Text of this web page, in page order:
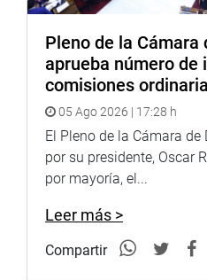
Pleno de la Cámara
aprueba número de
comisiones
05 Ago 2026 | 17:28 h
El Pleno de la Cámara
por su presidente, Oscar
por mayoría, el...
Leer más >
Compartir